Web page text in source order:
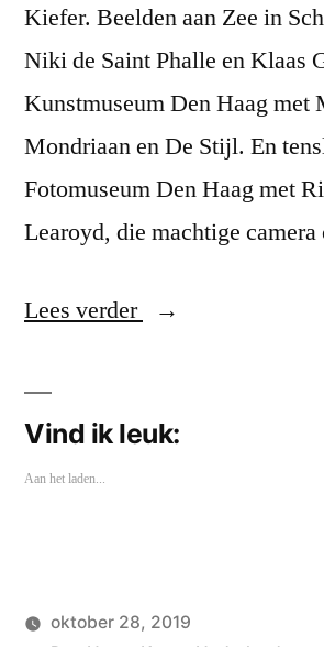
Kiefer. Beelden aan Zee in
Niki de Saint Phalle en Klaas
Kunstmuseum Den Haag met
Mondriaan en De Stijl. En
Fotomuseum Den Haag met
Learoyd, die machtige
Lees verder
“Kunst
Vind ik leuk:
Aan het laden...
oktober 28, 2019